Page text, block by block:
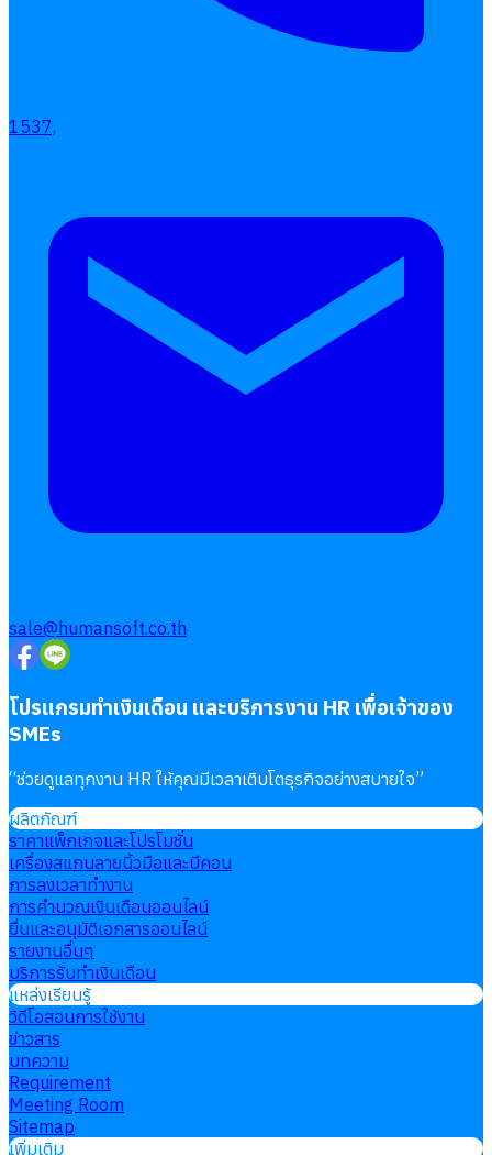
โปรแกรมบริหารงานบุคคล
แบบฟอร์มประเมินพนักงาน
Follow Human
1537,
sale@humansoft.co.th
โปรแกรมทำเงินเดือน และบริการงาน HR เพื่อเจ้าของ
SMEs
“ช่วยดูแลทุกงาน HR ให้คุณมีเวลาเติบโตธุรกิจอย่างสบายใจ”
ผลิตภัณฑ์
ราคาแพ็กเกจและโปรโมชั่น
เครื่องสแกนลายนิ้วมือและบีคอน
การลงเวลาทำงาน
การคำนวณเงินเดือนออนไลน์
ยื่นและอนุมัติเอกสารออนไลน์
รายงานอื่นๆ
บริการรับทำเงินเดือน
แหล่งเรียนรู้
วิดีโอสอนการใช้งาน
ข่าวสาร
บทความ
Requirement
Meeting Room
Sitemap
เพิ่มเติม